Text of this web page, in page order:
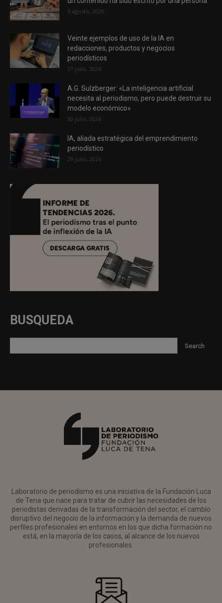
3 agosto, 2026
Veinte ejemplos de uso de la IA en
redacciones, productos y negocios
periodísticos
31 julio, 2026
A.G. Sulzberger: «La inteligencia artificial
necesita al periodismo, pero puede destruir su
modelo económico»
30 julio, 2026
IA, aliada estratégica del emprendimiento
periodístico
29 julio, 2026
BUSQUEDA
Laboratorio de periodismo es una iniciativa de la Fundación Luca
de Tena que nace para tratar de cubrir las necesidades de los
periodistas derivadas de la transformación del sector, el cambio
disruptivo del negocio de la información y la demanda de nuevos
perfiles profesionales en entornos en los que dicha formación no
está, en la mayoría de los casos, al alcance de los nuevos
profesionales.